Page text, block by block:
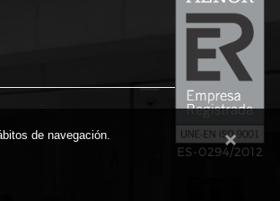
ES-0294/2012
de navegación.